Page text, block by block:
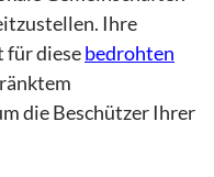
Ihre
für diesebedrohten
die Beschützer Ihrer